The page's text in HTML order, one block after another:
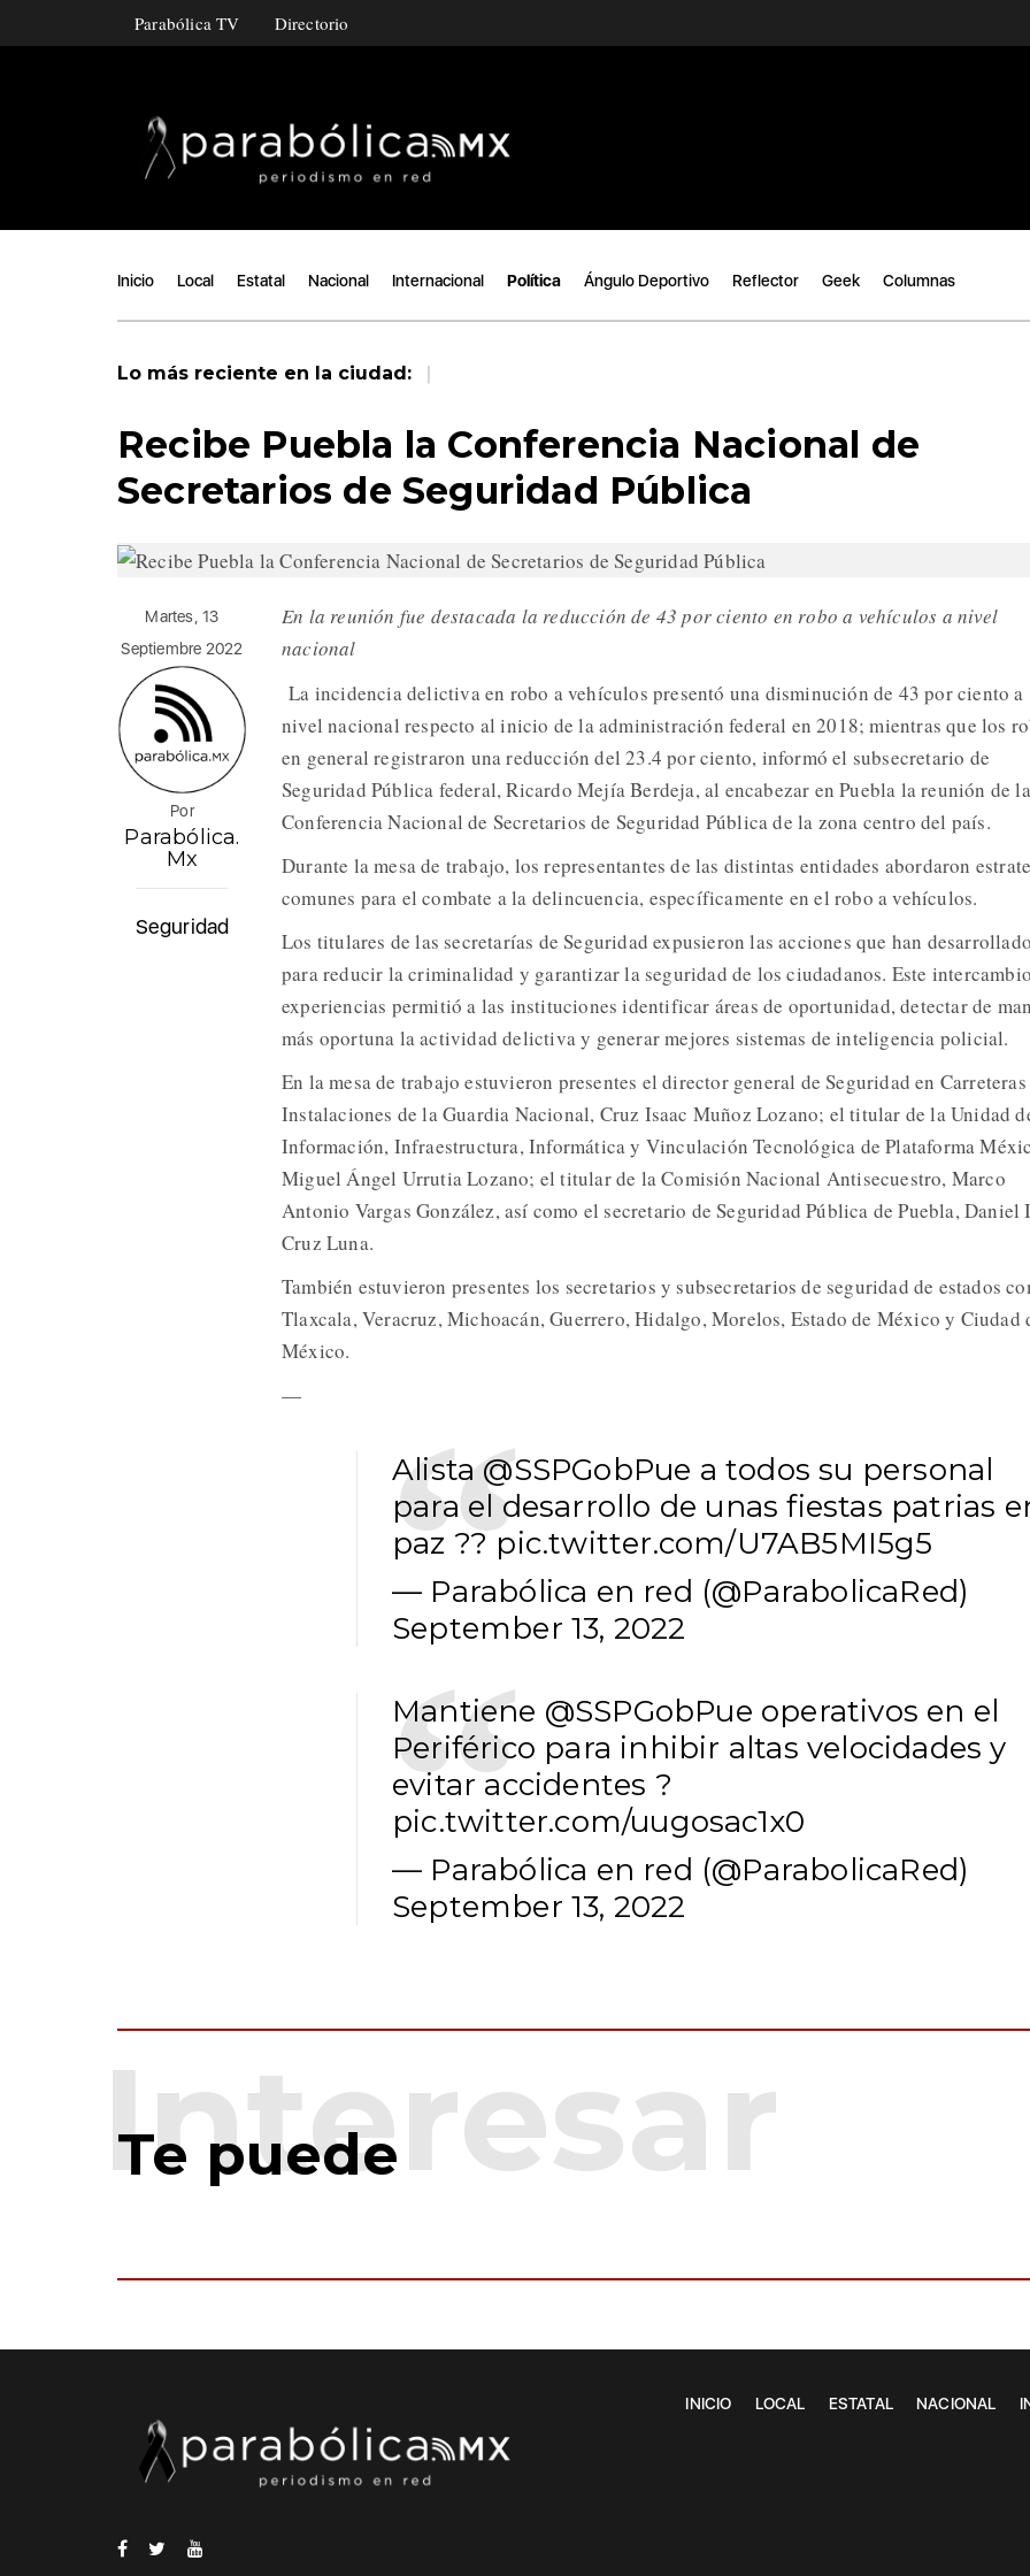
Parabólica TV Directorio
Inicio Local Estatal Nacional Internacional Política Ángulo Deportivo Reflector Geek Columnas
Lo más reciente en la ciudad: |
Recibe Puebla la Conferencia Nacional de
Secretarios de Seguridad Pública
Martes, 13
Septiembre 2022
Por
Parabólica.
Mx
Seguridad
En la reunión fue destacada la reducción de 43 por ciento en robo a vehículos a nivel
nacional
La incidencia delictiva en robo a vehículos presentó una disminución de 43 por ciento a
nivel nacional respecto al inicio de la administración federal en 2018; mientras que los
en general registraron una reducción del 23.4 por ciento, informó el subsecretario de
Seguridad Pública federal, Ricardo Mejía Berdeja, al encabezar en Puebla la reunión de la
Conferencia Nacional de Secretarios de Seguridad Pública de la zona centro del país.
Durante la mesa de trabajo, los representantes de las distintas entidades abordaron
comunes para el combate a la delincuencia, específicamente en el robo a vehículos.
Los titulares de las secretarías de Seguridad expusieron las acciones que han desarrollado
para reducir la criminalidad y garantizar la seguridad de los ciudadanos. Este
experiencias permitió a las instituciones identificar áreas de oportunidad, detectar de
más oportuna la actividad delictiva y generar mejores sistemas de inteligencia policial.
En la mesa de trabajo estuvieron presentes el director general de Seguridad en Carreteras
Instalaciones de la Guardia Nacional, Cruz Isaac Muñoz Lozano; el titular de la Unidad
Información, Infraestructura, Informática y Vinculación Tecnológica de Plataforma
Miguel Ángel Urrutia Lozano; el titular de la Comisión Nacional Antisecuestro, Marco
Antonio Vargas González, así como el secretario de Seguridad Pública de Puebla, Daniel
Cruz Luna.
También estuvieron presentes los secretarios y subsecretarios de seguridad de estados
Tlaxcala, Veracruz, Michoacán, Guerrero, Hidalgo, Morelos, Estado de México y Ciudad
México.
—
Alista@SSPGobPue a todos su personal
para el desarrollo de unas fiestas patrias
paz ?? pic.twitter.com/U7AB5MI5g5
— Parabólica en red (@ParabolicaRed)
September 13, 2022
Mantiene @SSPGobPue operativos en el
Periférico para inhibir altas velocidades y
evitar accidentes ?
pic.twitter.com/uugosac1x0
— Parabólica en red (@ParabolicaRed)
September 13, 2022
Te puede
INICIO LOCAL ESTATAL NACIONAL